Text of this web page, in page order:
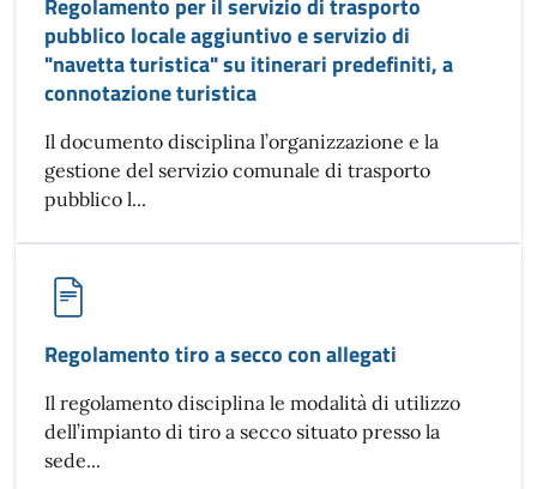
Regolamento per il servizio di trasporto
pubblico locale aggiuntivo e servizio di
"navetta turistica" su itinerari predefiniti, a
connotazione turistica
Il documento disciplina l’organizzazione e la
gestione del servizio comunale di trasporto
pubblico l...
Regolamento tiro a secco con allegati
Il regolamento disciplina le modalità di utilizzo
dell’impianto di tiro a secco situato presso la
sede...